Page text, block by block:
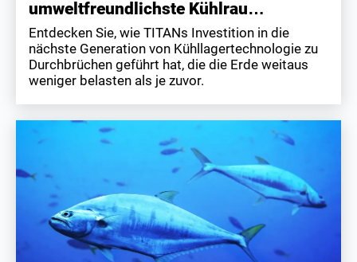
umweltfreundlichste Kühlrau…
Entdecken Sie, wie TITANs Investition in die
nächste Generation von Kühllagertechnologie zu
Durchbrüchen geführt hat, die die Erde weitaus
weniger belasten als je zuvor.